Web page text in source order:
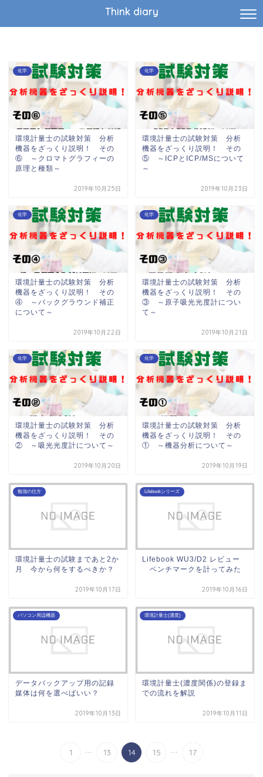
Think diary
化学
環境計量士の試験対策 分析
機器をざっくり説明！ その
⑥ ～クロマトグラフィーの
原理と種類～
2019年10月25日
化学
環境計量士の試験対策 分析
機器をざっくり説明！ その
⑤ ～ICPとICP/MSについて
～
2019年10月23日
化学
環境計量士の試験対策 分析
機器をざっくり説明！ その
④ ～バックグラウンド補正
について～
2019年10月22日
化学
環境計量士の試験対策 分析
機器をざっくり説明！ その
③ ～原子吸光光度計につい
て～
2019年10月21日
化学
環境計量士の試験対策 分析
機器をざっくり説明！ その
② ～吸光光度計について～
2019年10月20日
化学
環境計量士の試験対策 分析
機器をざっくり説明！ その
① ～機器分析について～
2019年10月19日
勉強の仕方
環境計量士の試験まであと2か
月 今から何をするべきか？
2019年10月17日
Lifebookシリーズ
Lifebook WU3/D2 レビュー
ベンチマークを計ってみた
2019年10月16日
パソコン周辺機器
データバックアップ用の記録
媒体は何を選べばいい？
2019年10月13日
環境計量士(濃度)
環境計量士(濃度関係)の登録ま
での流れを解説
2019年10月11日
1 ... 13 14 15 ... 17